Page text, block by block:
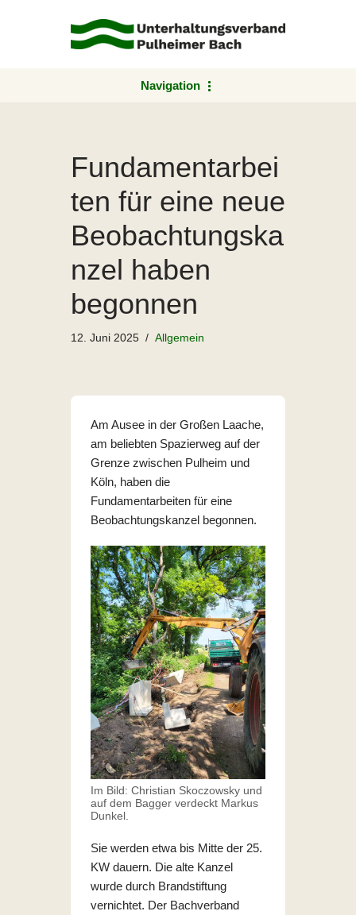
Navigation
Fundamentarbei
ten für eine neue
Beobachtungska
nzel haben
begonnen
12. Juni 2025 Allgemein
Am Ausee in der Großen Laache,
am beliebten Spazierweg auf der
Grenze zwischen Pulheim und
Köln, haben die
Fundamentarbeiten für eine
Beobachtungskanzel begonnen.
Im Bild: Christian Skoczowsky und
auf dem Bagger verdeckt Markus
Dunkel.
Sie werden etwa bis Mitte der 25.
KW dauern. Die alte Kanzel
wurde durch Brandstiftung
vernichtet. Der Bachverband